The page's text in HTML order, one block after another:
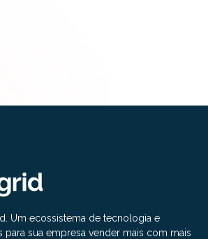
Um ecossistema de tecnologia e
para sua empresa vender mais com mais